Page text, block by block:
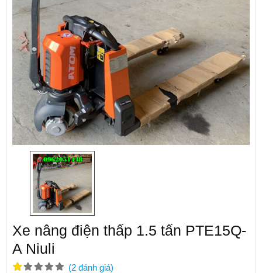
Xe nâng điện thấp 1.5 tấn PTE15Q-
A Niuli
(2 đánh giá)